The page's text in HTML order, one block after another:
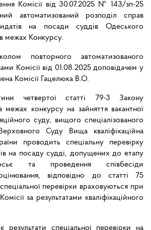
Комісії від 30.07.2025 № 143/зп-25
автоматизований розподіл справ
на посади суддів Одеського
межах Конкурсу.
повторного автоматизованого
Комісії від 01.08.2025 доповідачем у
Комісії Гацелюка В.О.
четвертої статті 79-3 Закону
конкурсу на зайняття вакантної
суду, вищого спеціалізованого
Суду Вища кваліфікаційна
проводить спеціальну перевірку
на посаду судді, допущених до етапу
та проведення співбесіди
оцінювання, відповідно до статті 75
перевірки враховуються при
за результатами кваліфікаційного
результати спеціальної перевірки на